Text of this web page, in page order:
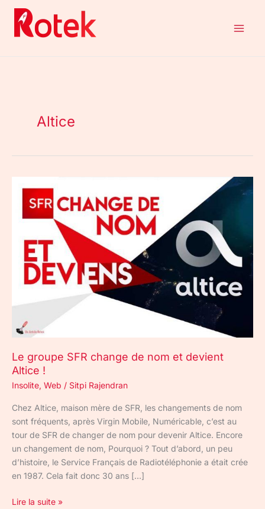
Aller
contenu
Altice
Le groupe SFR change de nom et devient
Altice !
Insolite, Web / Sitpi Rajendran
Chez Altice, maison mère de SFR, les changements de nom
sont fréquents, après Virgin Mobile, Numéricable, c’est au
tour de SFR de changer de nom pour devenir Altice. Encore
un changement de nom, Pourquoi ? Tout d’abord, un peu
d’histoire, le Service Français de Radiotéléphonie a était crée
en 1987. Cela fait donc 30 ans […]
groupe
SFR
nom
devient
!
Lire la suite »